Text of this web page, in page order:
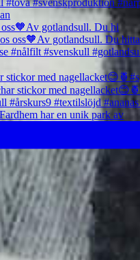
gotlandsull. Du hi
stickor med nagellacket😊🍍#s
har en unik park av